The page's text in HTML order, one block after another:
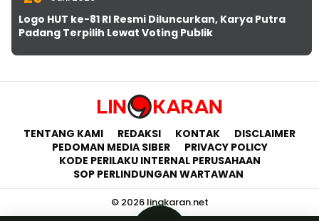
Logo HUT ke-81 RI Resmi Diluncurkan, Karya Putra
Padang Terpilih Lewat Voting Publik
TENTANG KAMI REDAKSI KONTAK
DISCLAIMER
PEDOMAN MEDIA SIBER
PRIVACY POLICY
KODE PERILAKU INTERNAL PERUSAHAAN
SOP PERLINDUNGAN WARTAWAN
© 2026 lingkaran.net